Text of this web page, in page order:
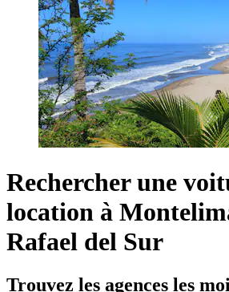
Rechercher une
location à
Rafael del Sur
Trouvez les agences les